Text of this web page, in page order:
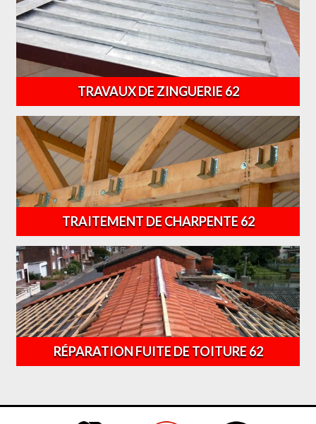
TRAVAUX DE ZINGUERIE 62
TRAITEMENT DE CHARPENTE 62
RÉPARATION FUITE DE TOITURE 62